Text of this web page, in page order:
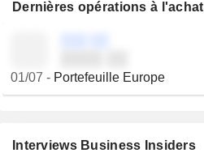
Dernières opérations à l'achat
01/07 - Portefeuille Europe
Interviews Business Insiders